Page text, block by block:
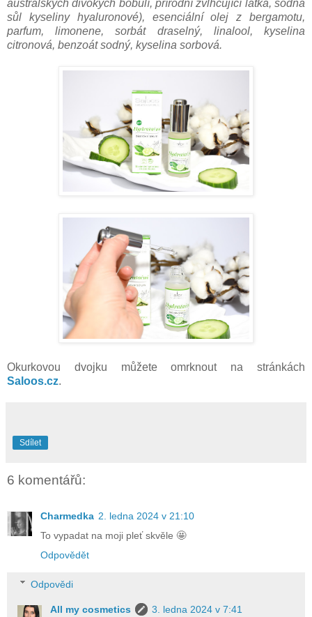
australských divokých bobulí, přírodní zvlhčující látka, sodná
sůl kyseliny hyaluronové), esenciální olej z bergamotu,
parfum, limonene, sorbát draselný, linalool, kyselina
citronová, benzoát sodný, kyselina sorbová.
Okurkovou dvojku můžete omrknout na stránkách
Saloos.cz.
Sdílet
6 komentářů:
Charmedka 2. ledna 2024 v 21:10
To vypadat na moji pleť skvěle 🤩
Odpovědět
Odpovědi
All my cosmetics
3. ledna 2024 v 7:41